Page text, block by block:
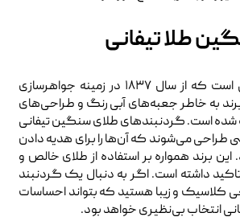
طلا تیفانی
برند آمریکایی است که از سال ۱۸۳۷ در زمینه جواهرسازی
به خاطر جعبه‌های آبی رنگ و طراحی‌های
شده است. گردنبندهای طلای سنگین تیفانی
طراحی می‌شوند که آن‌ها را برای هدیه دادن
برند همواره بر استفاده از طلای خالص و
داشته است. اگر به دنبال یک گردنبند
کلاسیک و زیبا هستید که بتواند احساسات
انتخاب بی‌نظیری خواهد بود.